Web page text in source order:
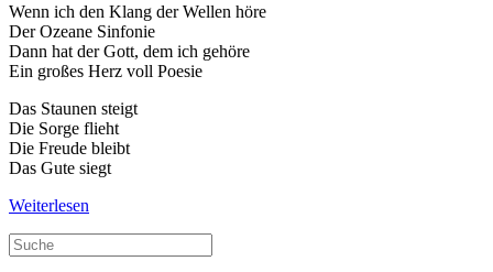
Wenn ich den Klang der Wellen höre
Der Ozeane Sinfonie
Dann hat der Gott, dem ich gehöre
Ein großes Herz voll Poesie
Das Staunen steigt
Die Sorge flieht
Die Freude bleibt
Das Gute siegt
Weiterlesen